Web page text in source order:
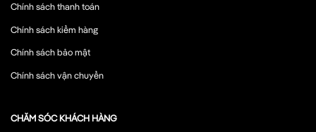
Chính sách thanh toán
Chính sách kiểm hàng
Chính sách bảo mật
Chính sách vận chuyển
CHĂM SÓC KHÁCH HÀNG